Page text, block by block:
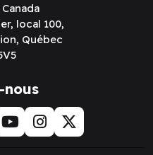
local 100,
Québec
nous